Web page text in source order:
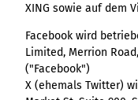
XING sowie auf dem
Facebook wird
Limited, Merrion
("Facebook")
X (ehemals Twitter)